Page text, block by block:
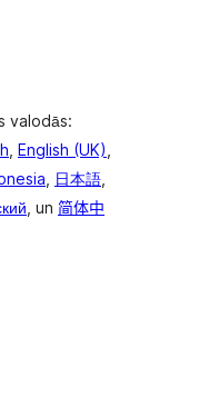
valodās:
, English (UK),
, 日本語,
, un 简体中